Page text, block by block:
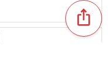
favorite_border
ios_share